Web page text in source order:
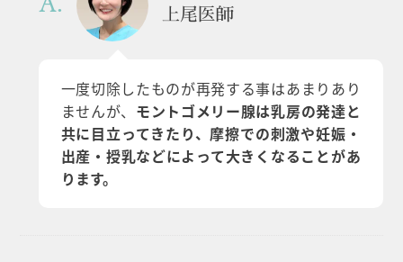
上尾医師
一度切除したものが再発する事はあまりあり
ませんが、 モントゴメリー腺は乳房の発達と
共に目立ってきたり、摩擦での刺激や妊娠・
出産・授乳などによって大きくなることがあ
ります。